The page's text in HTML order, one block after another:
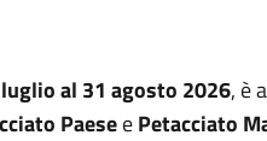
al 31 agosto 2026, è
PaeseePetacciato